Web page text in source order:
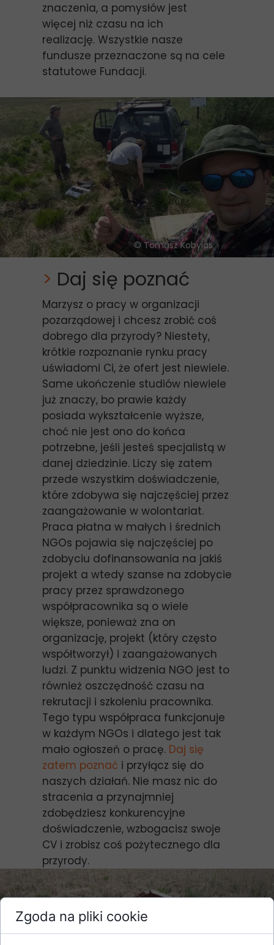
Marzysz o pracy w organizacji
pozarządowej i chcesz zrobić coś
dobrego dla przyrody? Niestety,
krótkie rozpoznanie rynku pracy
uświadomi Ci, że ofert jest niewiele.
Same ukończenie studiów niewiele
już znaczy, bo prawie każdy
posiada wykształcenie wyższe,
choć nie jest ono do końca
potrzebne, jeśli jesteś specjalistą w
danej dziedzinie. Liczy się zatem
przede wszystkim doświadczenie,
które zdobywa się najczęściej przez
zaangażowanie w wolontariat.
Praca płatna w małych i średnich
NGOs pojawia się najczęściej po
zdobyciu dofinansowania na jakiś
projekt a wtedy szanse na zdobycie
pracy przez sprawdzonego
współpracownika są o wiele
większe, ponieważ zna on
organizację, projekt (który często
współtworzył) i zaangażowanych
ludzi. Z punktu widzenia NGO jest to
również oszczędność czasu na
rekrutacji i szkoleniu pracownika.
Tego typu współpraca funkcjonuje
w każdym NGOs i dlatego jest tak
mało ogłoszeń o pracę. Daj się
zatem poznać i przyłącz się do
naszych działań. Nie masz nic do
stracenia a przynajmniej
zdobędziesz konkurencyjne
doświadczenie, wzbogacisz swoje
CV i zrobisz coś pożytecznego dla
przyrody.
> Daj się poznać
znaczenia, a pomysłów jest
więcej niż czasu na ich
realizację. Wszystkie nasze
fundusze przeznaczone są na cele
statutowe Fundacji.
©Tomasz Kobylas
Zgoda na pliki cookie